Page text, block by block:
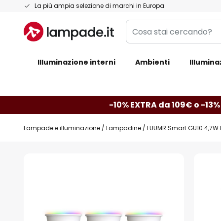
La più ampia selezione di marchi in Europa
Salta
contenuto
Cosa
stai
Illuminazione interni Ambienti
-10% EXTRA da 109€ o -
Lampade e illuminazione Lampadine LUUMR Smart GU10